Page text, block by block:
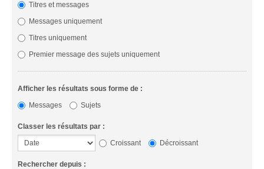
Titres et messages
Messages uniquement
Titres uniquement
Premier message des sujets uniquement
Afficher les résultats sous forme de :
Messages
Sujets
Classer les résultats par :
Croissant
Décroissant
Rechercher depuis :